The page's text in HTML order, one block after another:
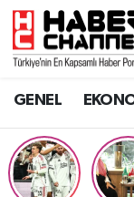
GENEL
GENEL
SPOR
Nöbetçi
Trafik